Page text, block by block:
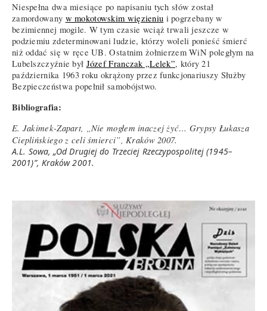
Niespełna dwa miesiące po napisaniu tych słów został
zamordowany w mokotowskim więzieniu i pogrzebany w
bezimiennej mogile. W tym czasie wciąż trwali jeszcze w
podziemiu zdeterminowani ludzie, którzy woleli ponieść śmierć
niż oddać się w ręce UB. Ostatnim żołnierzem WiN poległym na
Lubelszczyźnie był Józef Franczak „Lelek”, który 21
października 1963 roku okrążony przez funkcjonariuszy Służby
Bezpieczeństwa popełnił samobójstwo.
Bibliografia:
E. Jakimek-Zapart, „Nie mogłem inaczej żyć… Grypsy Łukasza
Cieplińskiego z celi śmierci”, Kraków 2007.
A.L. Sowa, „Od Drugiej do Trzeciej Rzeczypospolitej (1945–
2001)”, Kraków 2001.